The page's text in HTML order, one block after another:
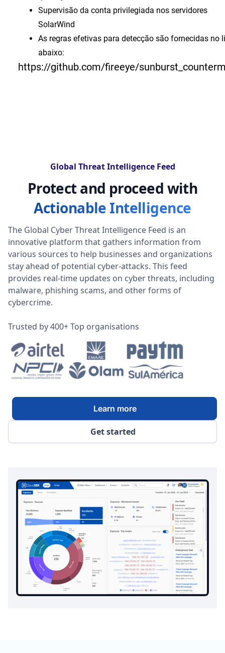
Supervisão da conta privilegiada nos servidores
SolarWind
As regras efetivas para detecção são fornecidas no
abaixo:
https://github.com/fireeye/
Global Threat Intelligence Feed
Protect and proceed with
Actionable Intelligence
The Global Cyber Threat Intelligence Feed is an
innovative platform that gathers information from
various sources to help businesses and organizations
stay ahead of potential cyber-attacks. This feed
provides real-time updates on cyber threats, including
malware, phishing scams, and other forms of
cybercrime.
Trusted by 400+ Top organisations
Get started
Learn more